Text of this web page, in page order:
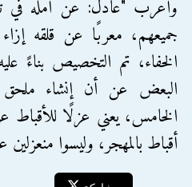
وأعرب "عادل: عن أمله في
جميعهم، معربًا عن قلقه
الخفاء، تم التخصيص بناءً
البعض عن أن إنشاء ملحق
الخامس، يعني عزلًا للأقباط
أقباط بالمهجر، وليسوا